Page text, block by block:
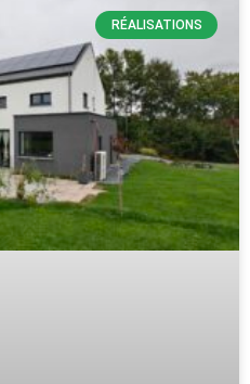
RÉALISATIONS